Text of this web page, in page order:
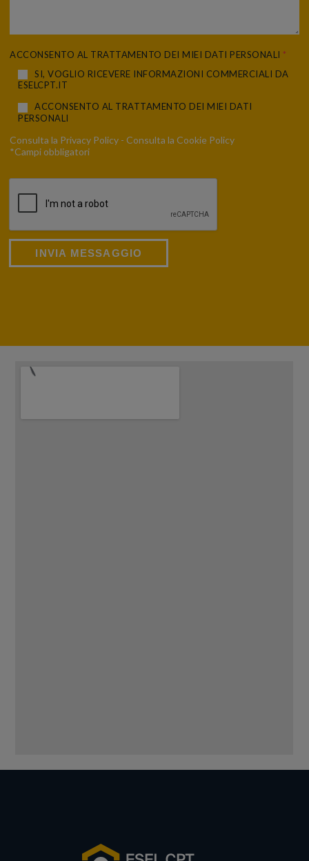
ACCONSENTO AL TRATTAMENTO DEI MIEI DATI PERSONALI *
SI, VOGLIO RICEVERE INFORMAZIONI COMMERCIALI DA
ESELCPT.IT
ACCONSENTO AL TRATTAMENTO DEI MIEI DATI
PERSONALI
Consulta la Privacy Policy - Consulta laCookie Policy
*Campi obbligatori
INVIA MESSAGGIO